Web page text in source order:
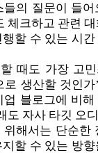
의 질문이 들
체크하고 관련
할 수 있는 시
때도 가장 고
로 생산할 것인가
블로그에 비
도 자사 타깃 오
해서는 단순한
할 수 있는 방